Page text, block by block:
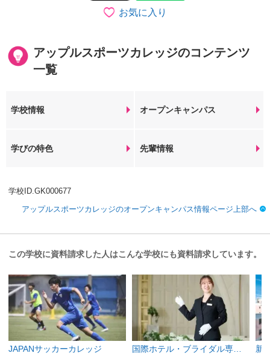
お気に入り
アップルスポーツカレッジのコンテンツ
一覧
学校情報 オープンキャンパス
学びの特色 先輩情報
学校ID.GK000677
アップルスポーツカレッジのオープンキャンパス情報ページ上部へ
この学校に資料請求した人はこんな学校にも資料請求しています。
JAPANサッカーカレッジ 新